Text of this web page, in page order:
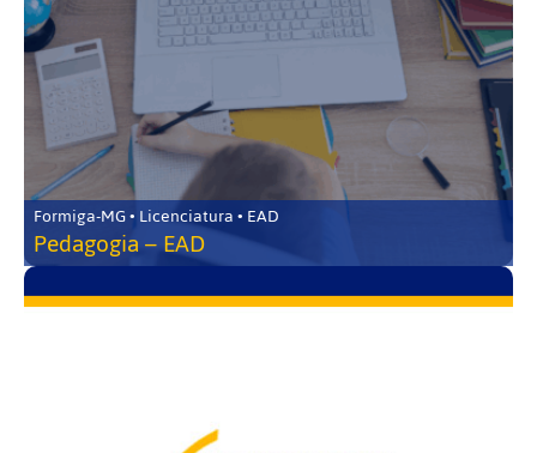
Formiga-MG • Licenciatura • EAD
Pedagogia – EAD